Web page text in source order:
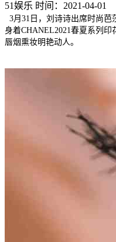
51娱乐 时间：2021-04-01
3月31日，刘诗诗出席时尚芭
身着CHANEL2021春夏系列
唇烟熏妆明艳动人。